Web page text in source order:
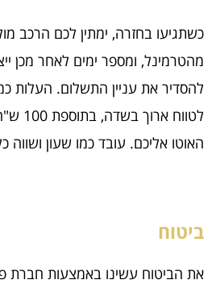
כשתגיעו בחזרה, ימתין לכם הרכב
מהטרמינל, ומספר ימים לאחר מכן
להסדיר את עניין התשלום. העלות
האוטו אליכם. עובד כמו שעון ושווה
ביטוח
את הביטוח עשינו באמצעות חברת